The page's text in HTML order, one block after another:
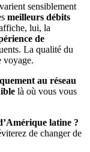
varient sensiblement
meilleurs débits
lui, la
de
La qualité du
voyage.
au réseau
là où vous vous
latine ?
de changer de